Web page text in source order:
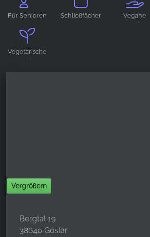
geeignet
geeignet
Für Senioren
geeignet
Schließfächer
Vegane
Gerichte
Vegetarische
Gerichte
Vergrößern
Bergtal 19
38640 Goslar